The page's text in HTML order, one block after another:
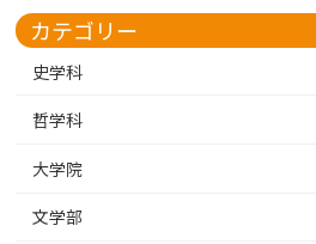
カテゴリー
史学科
哲学科
大学院
文学部